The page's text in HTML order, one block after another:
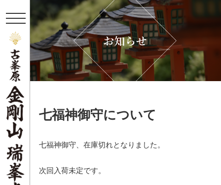
t
o
g
g
l
e
n
a
v
i
g
a
t
i
o
n
七福神御守について
七福神御守、在庫切れとなりました。
次回入荷未定です。